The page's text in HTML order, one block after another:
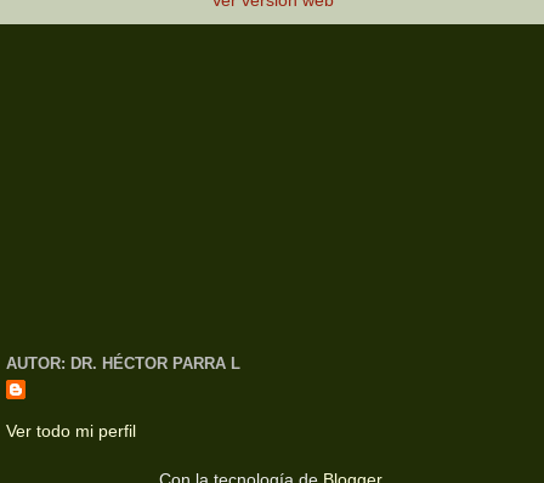
AUTOR: DR. HÉCTOR PARRA L
Ver todo mi perfil